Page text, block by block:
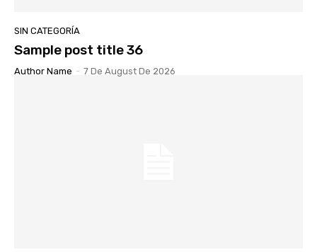
SIN CATEGORÍA
Sample post title 36
Author Name - 7 De August De 2026